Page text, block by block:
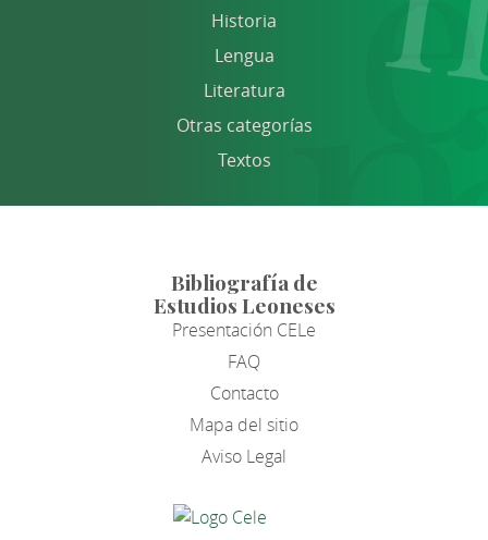
Historia
Lengua
Literatura
Otras categorías
Textos
Bibliografía de
Estudios Leoneses
Presentación CELe
FAQ
Contacto
Mapa del sitio
Aviso Legal